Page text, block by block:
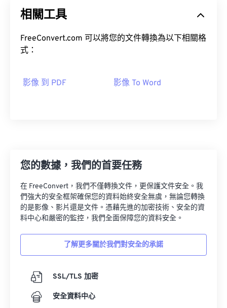
相關工具
FreeConvert.com 可以將您的文件轉換為以下相關格
式：
影像 到 PDF 影像 To Word
您的數據，我們的首要任務
在 FreeConvert，我們不僅轉換文件，更保護文件安全。我
們強大的安全框架確保您的資料始終安全無虞，無論您轉換
的是影像、影片還是文件。憑藉先進的加密技術、安全的資
料中心和嚴密的監控，我們全面保障您的資料安全。
了解更多關於我們對安全的承諾
SSL/TLS 加密
安全資料中心